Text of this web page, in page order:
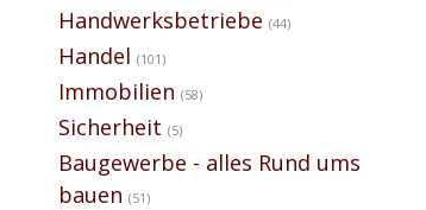
Handwerksbetriebe (44)
Handel (101)
Immobilien (58)
Sicherheit (5)
Baugewerbe - alles Rund ums
bauen (51)